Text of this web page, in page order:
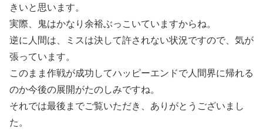
きいと思います。
実際、鬼はかなり余裕ぶっこいていますからね。
逆に人間は、ミスは決して許されない状況ですので、気が
張っています。
このまま作戦が成功してハッピーエンドで人間界に帰れる
のか今後の展開がたのしみですね。
それでは最後までご覧いただき、ありがとうございまし
た。